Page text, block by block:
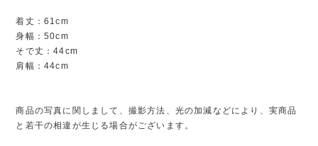
着丈：61cm
身幅：50cm
そで丈：44cm
肩幅：44cm
商品の写真に関しまして、撮影方法、光の加減などにより、実商品
と若干の相違が生じる場合がございます。